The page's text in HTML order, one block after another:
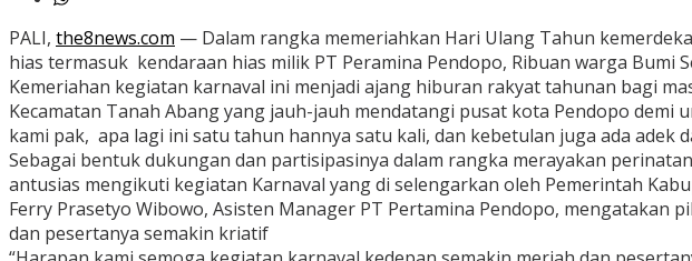
PALI, the8news.com — Dalam rangka memeriahkan Hari Ulang Tahun
hias termasuk kendaraan hias milik PT Peramina Pendopo, Ribuan warga
Kemeriahan kegiatan karnaval ini menjadi ajang hiburan rakyat tahunan bagi
Kecamatan Tanah Abang yang jauh-jauh mendatangi pusat kota Pendopo
kami pak, apa lagi ini satu tahun hannya satu kali, dan kebetulan juga ada adek
Sebagai bentuk dukungan dan partisipasinya dalam rangka merayakan
antusias mengikuti kegiatan Karnaval yang di selengarkan oleh Pemerintah
Ferry Prasetyo Wibowo, Asisten Manager PT Pertamina Pendopo,
dan pesertanya semakin kriatif